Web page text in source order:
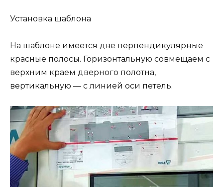
Установка шаблона
На шаблоне имеется две перпендикулярные
красные полосы. Горизонтальную совмещаем с
верхним краем дверного полотна,
вертикальную — с линией оси петель.